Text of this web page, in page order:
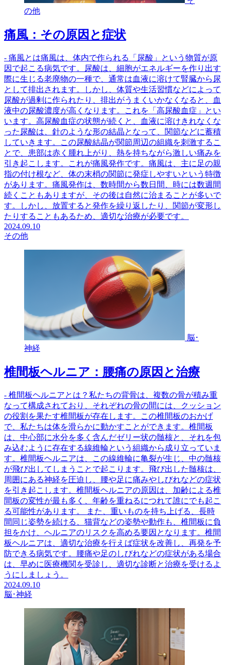
の他
痛風：その原因と症状
- 痛風とは痛風は、体内で作られる「尿酸」という物質が原
因で起こる病気です。尿酸は、細胞がエネルギーを作り出す
際に生じる老廃物の一種で、通常は血液に溶けて腎臓から尿
として排出されます。しかし、体質や生活習慣などによって
尿酸が過剰に作られたり、排出がうまくいかなくなると、血
液中の尿酸濃度が高くなります。これを「高尿酸血症」とい
います。高尿酸血症の状態が続くと、血液に溶けきれなくな
った尿酸は、針のような形の結晶となって、関節などに蓄積
していきます。この尿酸結晶が関節周辺の組織を刺激するこ
とで、患部は赤く腫れ上がり、熱を持ちながら激しい痛みを
引き起こします。これが痛風発作です。痛風は、主に足の親
指の付け根など、体の末梢の関節に発症しやすいという特徴
があります。痛風発作は、数時間から数日間、時には数週間
続くこともありますが、その後は自然に治まることが多いで
す。しかし、放置すると発作を繰り返したり、関節が変形し
たりすることもあるため、適切な治療が必要です。
2024.09.10
その他
脳･
神経
椎間板ヘルニア：腰痛の原因と治療
- 椎間板ヘルニアとは？私たちの背骨は、複数の骨が積み重
なって構成されており、それぞれの骨の間には、クッション
の役割を果たす椎間板が存在します。この椎間板のおかげ
で、私たちは体を滑らかに動かすことができます。椎間板
は、中心部に水分を多く含んだゼリー状の髄核と、それを包
み込むように存在する線維輪という組織から成り立っていま
す。椎間板ヘルニアは、この線維輪に亀裂が生じ、中の髄核
が飛び出してしまうことで起こります。飛び出した髄核は、
周囲にある神経を圧迫し、腰や足に痛みやしびれなどの症状
を引き起こします。椎間板ヘルニアの原因は、加齢による椎
間板の変性が最も多く、年齢を重ねるにつれて誰にでも起こ
る可能性があります。 また、重いものを持ち上げる、長時
間同じ姿勢を続ける、猫背などの姿勢や動作も、椎間板に負
担をかけ、ヘルニアのリスクを高める要因となります。椎間
板ヘルニアは、適切な治療を行えば症状を改善し、再発を予
防できる病気です。腰痛や足のしびれなどの症状がある場合
は、早めに医療機関を受診し、適切な診断と治療を受けるよ
うにしましょう。
2024.09.10
脳･神経